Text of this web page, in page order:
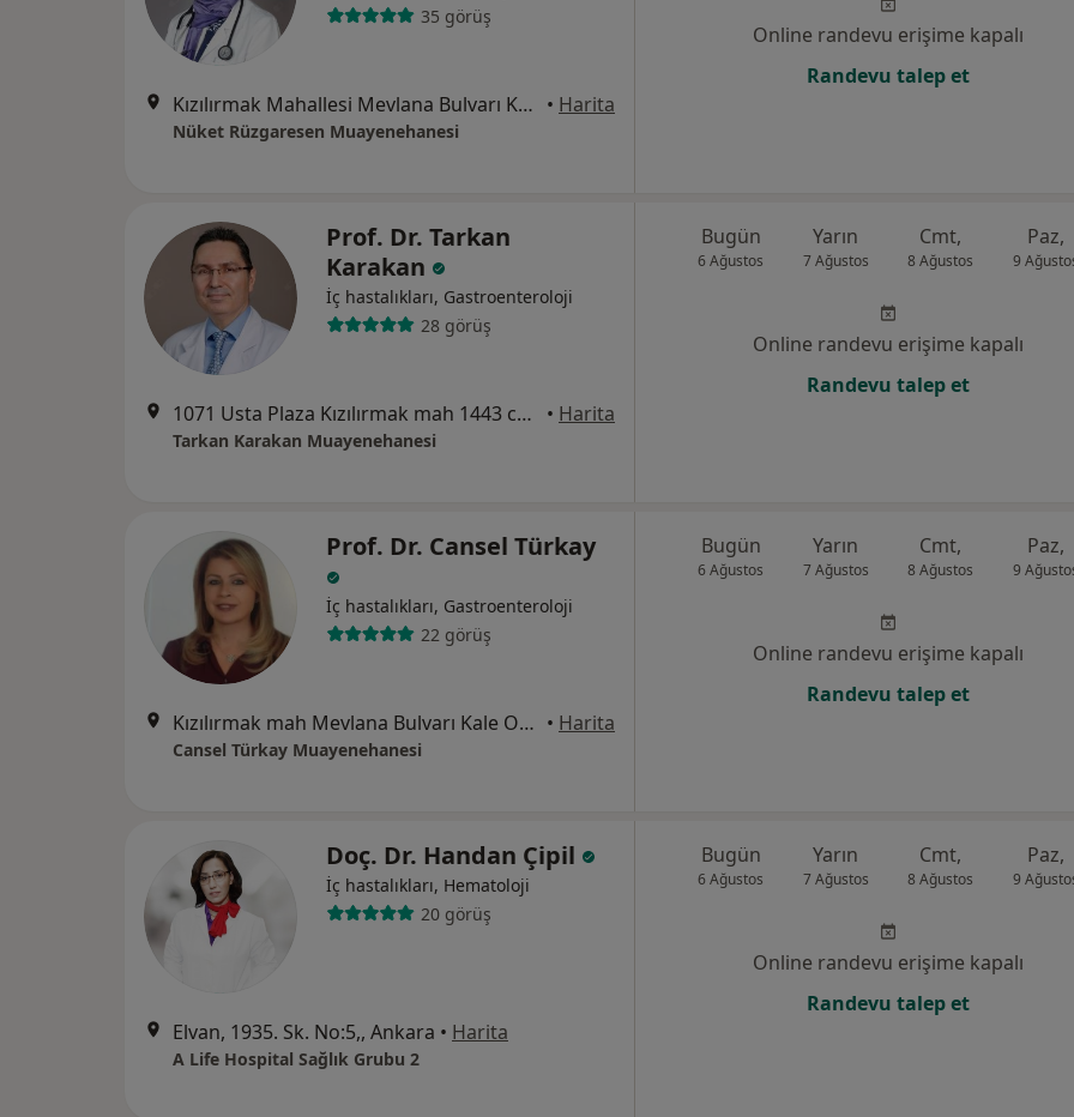
35 görüş
Kızılırmak Mahallesi Mevlana Bulvarı Kale Ofis No:150/77 Çukurambar, Ankara • Harita
Nüket Rüzgaresen Muayenehanesi
Online randevu erişime kapalı
Randevu talep et
Prof. Dr. Tarkan
Karakan
İç hastalıkları, Gastroenteroloji
28 görüş
1071 Usta Plaza Kızılırmak mah 1443 cad no 25 A blok daire 20 Çukurambar, Ankara • Harita
Tarkan Karakan Muayenehanesi
Bugün
6 Ağustos
Yarın
7 Ağustos
Cmt,
8 Ağustos
Paz,
9
Online randevu erişime kapalı
Randevu talep et
Prof. Dr. Cansel Türkay
İç hastalıkları, Gastroenteroloji
22 görüş
Kızılırmak mah Mevlana Bulvarı Kale Ofis İş Merkezi B blok 6.kat No 150 / no:28Çukurambar, Ankara • Harita
Cansel Türkay Muayenehanesi
Bugün
6 Ağustos
Yarın
7 Ağustos
Cmt,
8 Ağustos
Paz,
9
Online randevu erişime kapalı
Randevu talep et
Doç. Dr. Handan Çipil
İç hastalıkları, Hematoloji
20 görüş
Elvan, 1935. Sk. No:5,, Ankara • Harita
A Life Hospital Sağlık Grubu 2
Bugün
6 Ağustos
Yarın
7 Ağustos
Cmt,
8 Ağustos
Paz,
9
Online randevu erişime kapalı
Randevu talep et